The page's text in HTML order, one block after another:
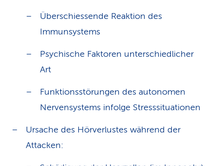
Überschiessende Reaktion des
Immunsystems
Psychische Faktoren unterschiedlicher
Art
Funktionsstörungen des autonomen
Nervensystems infolge Stresssituationen
Ursache des Hörverlustes während der
Attacken: